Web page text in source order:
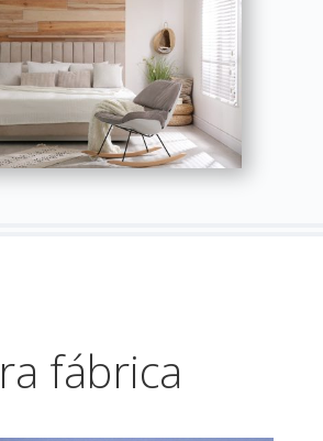
fábrica